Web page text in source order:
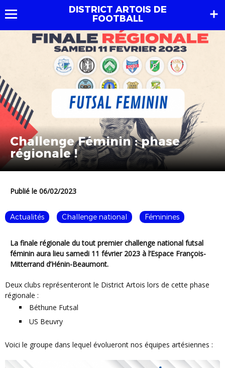
DISTRICT ARTOIS DE
FOOTBALL
Challenge Féminin : phase
régionale !
Publié le 06/02/2023
Actualités Challenge national Féminines
La finale régionale du tout premier challenge national futsal
féminin aura lieu samedi 11 février 2023 à l’Espace François-
Mitterrand d’Hénin-Beaumont.
Deux clubs représenteront le District Artois lors de cette phase
régionale :
Béthune Futsal
US Beuvry
Voici le groupe dans lequel évolueront nos équipes artésiennes :